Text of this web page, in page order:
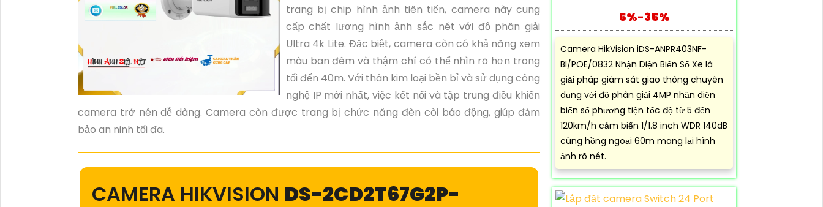
trang bị chip hình ảnh tiên tiến, camera này cung
cấp chất lượng hình ảnh sắc nét với độ phân giải
Ultra 4k Lite. Đặc biệt, camera còn có khả năng xem
màu ban đêm và thậm chí có thể nhìn rõ hơn trong
tối đến 40m. Với thân kim loại bền bỉ và sử dụng công
nghệ IP mới nhất, việc kết nối và tập trung điều khiển
camera trở nên dễ dàng. Camera còn được trang bị chức năng đèn còi báo động, giúp đảm
bảo an ninh tối đa.
CAMERA HIKVISION DS-2CD2T67G2P-
5%-35%
Camera HikVision iDS-ANPR403NF-
BI/POE/0832 Nhận Diện Biển Số Xe là
giải pháp giám sát giao thông chuyên
dụng với độ phân giải 4MP nhận diện
biển số phương tiện tốc độ từ 5 đến
120km/h cảm biến 1/1.8 inch WDR 140dB
cùng hồng ngoại 60m mang lại hình
ảnh rõ nét.